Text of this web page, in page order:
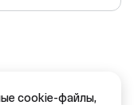
cookie-файлы,